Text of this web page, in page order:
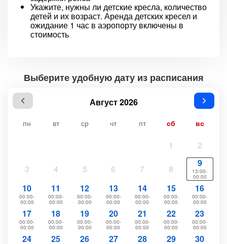
Укажите, нужны ли детские кресла, количество
детей и их возраст. Аренда детских кресел и
ожидание 1 час в аэропорту включены в
стоимость
Выберите удобную дату из расписания
Август 2026
пн вт ср чт пт сб вс
1 2
3 4 5 6 7 8
9
13:00-
00:00
10
00:00-
00:00
11
00:00-
00:00
12
00:00-
00:00
13
00:00-
00:00
14
00:00-
00:00
15
00:00-
00:00
16
00:00-
00:00
17
00:00-
00:00
18
00:00-
00:00
19
00:00-
00:00
20
00:00-
00:00
21
00:00-
00:00
22
00:00-
00:00
23
00:00-
00:00
24 25 26 27 28 29 30